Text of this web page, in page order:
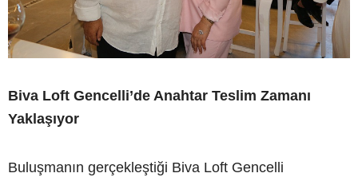
Biva Loft Gencelli’de Anahtar Teslim Zamanı
Yaklaşıyor
Buluşmanın gerçekleştiği Biva Loft Gencelli